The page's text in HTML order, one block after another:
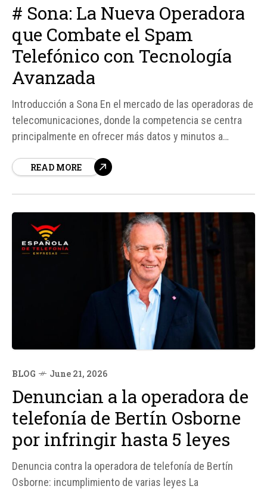
# Sona: La Nueva Operadora
que Combate el Spam
Telefónico con Tecnología
Avanzada
Introducción a Sona En el mercado de las operadoras de
telecomunicaciones, donde la competencia se centra
principalmente en ofrecer más datos y minutos a
Sona. Esta operadora se diferencia de las demás por
READ MORE
BLOG June 21, 2026
Denuncian a la operadora de
telefonía de Bertín Osborne
por infringir hasta 5 leyes
Denuncia contra la operadora de telefonía de Bertín
Osborne: incumplimiento de varias leyes La